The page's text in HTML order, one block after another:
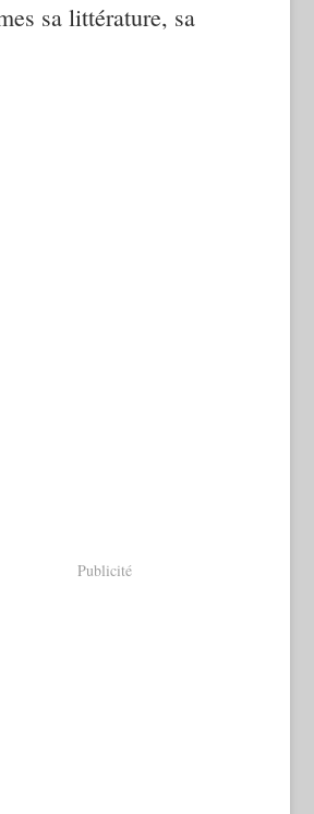
sa littérature, sa
Publicité